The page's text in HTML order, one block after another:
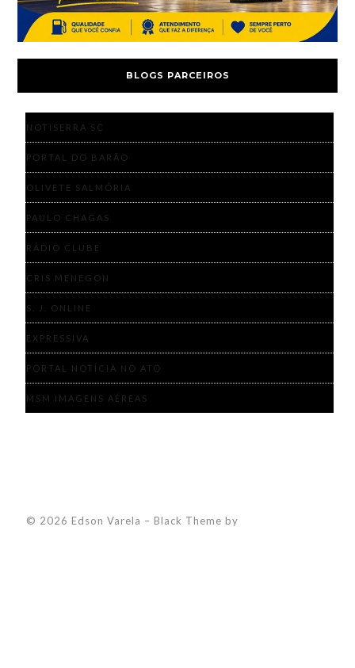
BLOGS PARCEIROS
NOTISERRA SC
PORTAL DO BARÃO
OLIVETE SALMÓRIA
PAULO CHAGAS
RÁDIO CLUBE
CRIS MENEGON
S. J. ONLINE
EXPRESSIVA
PORTAL NOTÍCIA NO ATO
MSM IMAGENS AÉREAS
© 2026 Edson Varela – Black Theme by